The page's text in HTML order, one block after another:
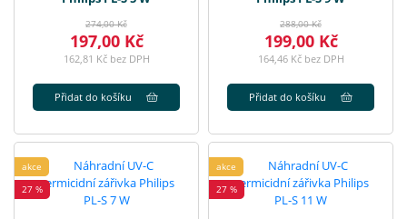
274,00 Kč
197,00 Kč
162,81 Kč bez DPH
Přidat do košíku
288,00 Kč
199,00 Kč
164,46 Kč bez DPH
Přidat do košíku
akce
27 %
akce
27 %